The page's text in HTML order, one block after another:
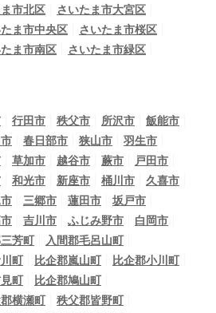
市北区
さいたま市大宮区
ま市中央区
さいたま市桜区
ま市南区
さいたま市緑区
行田市 秩父市 所沢市
飯能市
春日部市 狭山市
羽生市
草加市 越谷市 蕨市
戸田市
和光市 新座市 桶川市
久喜市
三郷市 蓮田市
坂戸市
吉川市 ふじみ野市
白岡市
芳町
入間郡毛呂山町
町 比企郡嵐山町
比企郡小川町
町
比企郡鳩山町
横瀬町
秩父郡皆野町